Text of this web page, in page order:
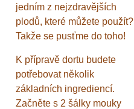
jedním z nejzdravějších
plodů, které můžete použít?
Takže se pusťme do toho!
K přípravě dortu budete
potřebovat několik
základních ingrediencí.
Začněte s 2 šálky mouky